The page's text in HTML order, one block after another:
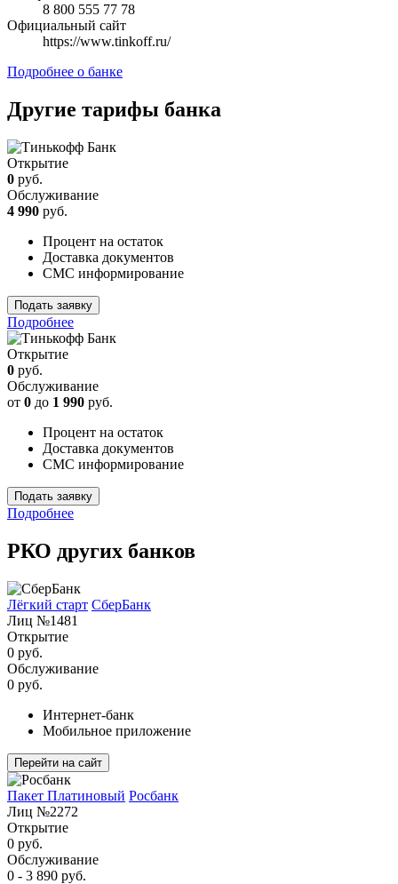
8 800 555 77 78
Официальный сайт
https://www.tinkoff.ru/
Подробнее о банке
Другие тарифы банка
Открытие
0 руб.
Обслуживание
4 990 руб.
Процент на остаток
Доставка документов
СМС информирование
Подать заявку
Подробнее
Открытие
0 руб.
Обслуживание
от 0 до 1 990 руб.
Процент на остаток
Доставка документов
СМС информирование
Подать заявку
Подробнее
РКО других банков
Лёгкий старт СберБанк
Лиц №1481
Открытие
0 руб.
Обслуживание
0 руб.
Интернет-банк
Мобильное приложение
Перейти на сайт
Пакет Платиновый Росбанк
Лиц №2272
Открытие
0 руб.
Обслуживание
0 - 3 890 руб.